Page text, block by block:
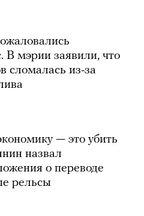
В мэрии заявили, что
сломалась из-за
— это убить
назвал
о переводе
рельсы